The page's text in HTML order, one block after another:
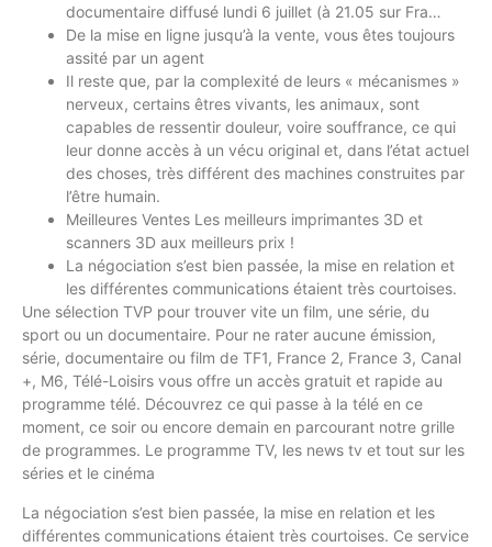
documentaire diffusé lundi 6 juillet (à 21.05 sur Fra…
De la mise en ligne jusqu’à la vente, vous êtes toujours
assité par un agent
Il reste que, par la complexité de leurs « mécanismes »
nerveux, certains êtres vivants, les animaux, sont
capables de ressentir douleur, voire souffrance, ce qui
leur donne accès à un vécu original et, dans l’état actuel
des choses, très différent des machines construites par
l’être humain.
Meilleures Ventes Les meilleurs imprimantes 3D et
scanners 3D aux meilleurs prix !
La négociation s’est bien passée, la mise en relation et
les différentes communications étaient très courtoises.
Une sélection TVP pour trouver vite un film, une série, du
sport ou un documentaire. Pour ne rater aucune émission,
série, documentaire ou film de TF1, France 2, France 3, Canal
+, M6, Télé-Loisirs vous offre un accès gratuit et rapide au
programme télé. Découvrez ce qui passe à la télé en ce
moment, ce soir ou encore demain en parcourant notre grille
de programmes. Le programme TV, les news tv et tout sur les
séries et le cinéma
La négociation s’est bien passée, la mise en relation et les
différentes communications étaient très courtoises. Ce service